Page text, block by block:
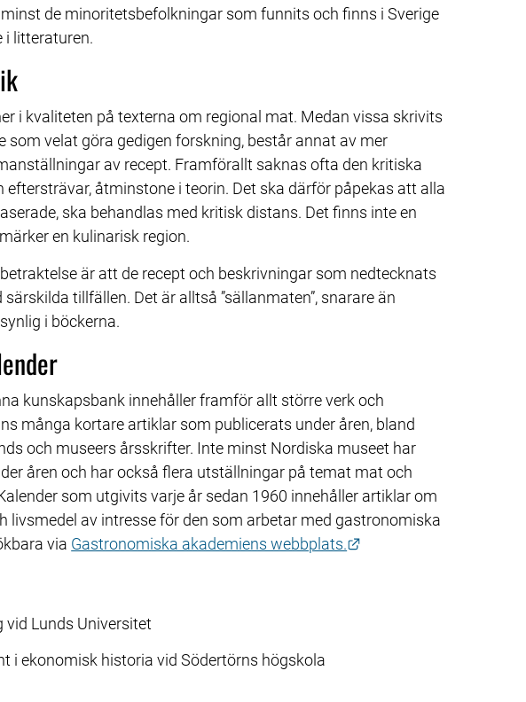
de minoritetsbefolkningar som funnits och finns i Sverige
i litteraturen.
i kvaliteten på texterna om regional mat. Medan vissa skrivits
som velat göra gedigen forskning, består annat av mer
av recept. Framförallt saknas ofta den kritiska
eftersträvar, åtminstone i teorin. Det ska därför påpekas att alla
ska behandlas med kritisk distans. Det finns inte en
en kulinarisk region.
är att de recept och beskrivningar som nedtecknats
tillfällen. Det är alltså ”sällanmaten”, snarare än
i böckerna.
kunskapsbank innehåller framför allt större verk och
många kortare artiklar som publicerats under åren, bland
och museers årsskrifter. Inte minst Nordiska museet har
åren och har också flera utställningar på temat mat och
som utgivits varje år sedan 1960 innehåller artiklar om
livsmedel av intresse för den som arbetar med gastronomiska
via Gastronomiska akademiens webbplats. Länk till annan
vid Lunds Universitet
i ekonomisk historia vid Södertörns högskola